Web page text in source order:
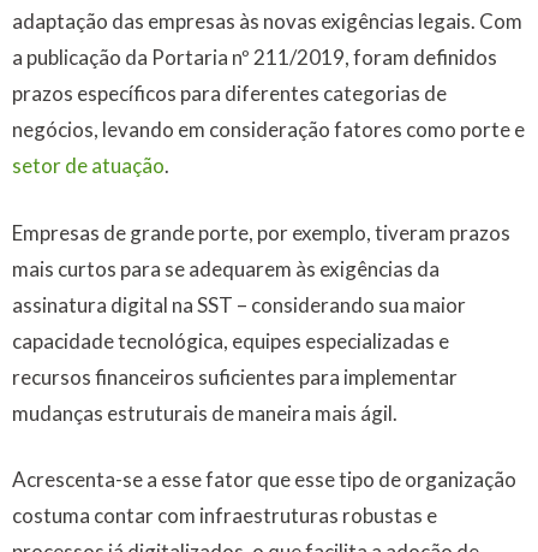
adaptação das empresas às novas exigências legais. Com
a publicação da Portaria nº 211/2019, foram definidos
prazos específicos para diferentes categorias de
negócios, levando em consideração fatores como porte e
setor de atuação.
Empresas de grande porte, por exemplo, tiveram prazos
mais curtos para se adequarem às exigências da
assinatura digital na SST – considerando sua maior
capacidade tecnológica, equipes especializadas e
recursos financeiros suficientes para implementar
mudanças estruturais de maneira mais ágil.
Acrescenta-se a esse fator que esse tipo de organização
costuma contar com infraestruturas robustas e